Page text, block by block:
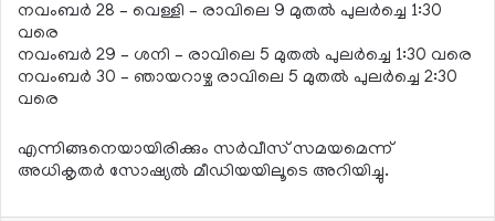
നവംബര്‍ 28 – വെള്ളി – രാവിലെ 9 മുതല്‍ പുലര്‍ച്ചെ 1:30
വരെ
നവംബര്‍ 29 – ശനി – രാവിലെ 5 മുതല്‍ പുലര്‍ച്ചെ 1:30 വരെ
നവംബര്‍ 30 – ഞായറാഴ്ച രാവിലെ 5 മുതല്‍ പുലര്‍ച്ചെ 2:30
വരെ
എന്നിങ്ങനെയായിരിക്കും സര്‍വീസ് സമയമെന്ന്
അധികൃതര്‍ സോഷ്യല്‍ മീഡിയയിലൂടെ അറിയിച്ചു.